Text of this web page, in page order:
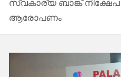
സ്വകാര്യ ബാങ്ക് നിക്ഷേപ
ആരോപണം